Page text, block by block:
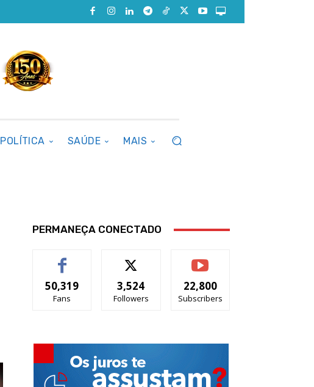
POLÍTICA SAÚDE MAIS
PERMANEÇA CONECTADO
50,319
Fans
3,524
Followers
22,800
Subscribers